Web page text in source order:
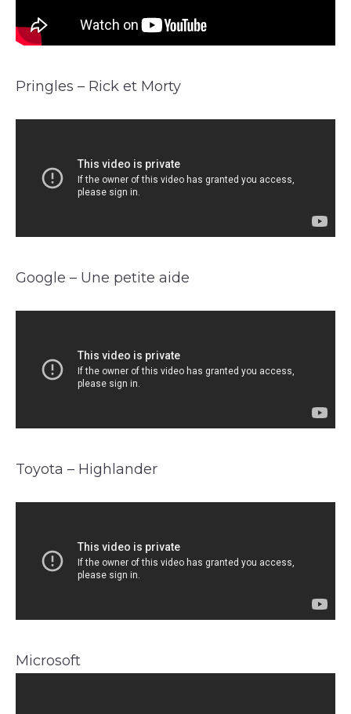
Pringles – Rick et Morty
Google – Une petite aide
Toyota – Highlander
Microsoft